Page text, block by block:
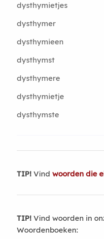
dysthymietjes
dysthymer
dysthymieen
dysthymst
dysthymere
dysthymietje
dysthymste
TIP!Vind woorden die
TIP!Vind woorden in
Woordenboeken: